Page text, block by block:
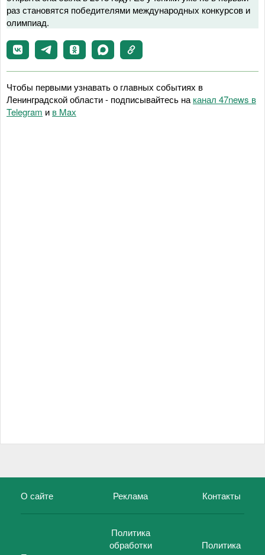
раз становятся победителями международных конкурсов и
олимпиад.
Чтобы первыми узнавать о главных событиях в
Ленинградской области - подписывайтесь на канал 47news в
Telegram и в Maх
О сайте Реклама Контакты
Политика
обработки
Политика